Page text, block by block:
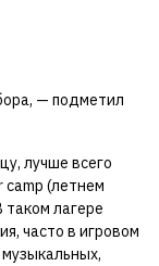
— подметил
лучше всего
camp (летнем
лагере
часто в игровом